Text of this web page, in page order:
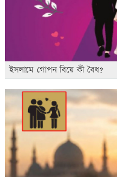
ইসলামে গোপন বিয়ে কী বৈধ?